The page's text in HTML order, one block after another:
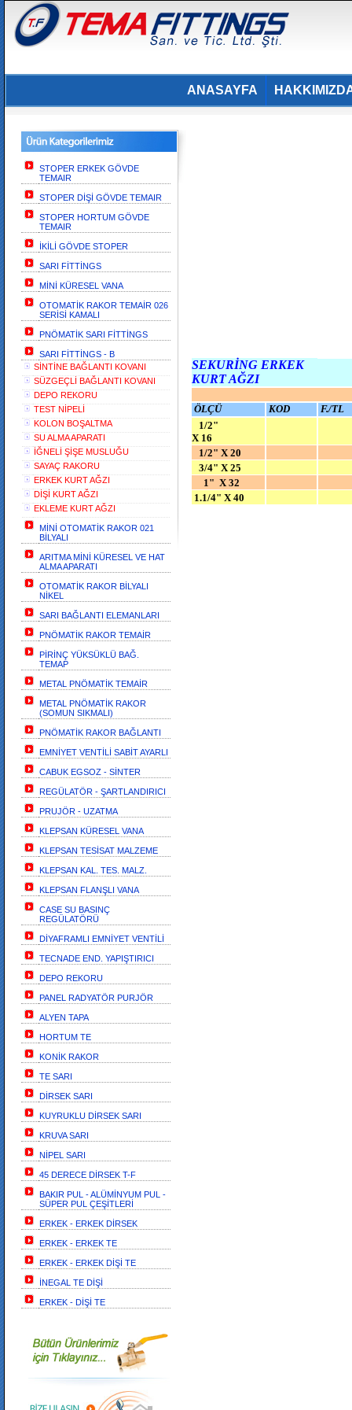
ANASAYFA
STOPER ERKEK GÖVDE
TEMAIR
STOPER DİŞİ GÖVDE TEMAIR
STOPER HORTUM GÖVDE
TEMAIR
İKİLİ GÖVDE STOPER
SARI FİTTİNGS
MİNİ KÜRESEL VANA
OTOMATİK RAKOR TEMAİR 026
SERİSİ KAMALI
PNÖMATİK SARI FİTTİNGS
SARI FİTTİNGS - B
SİNTİNE BAĞLANTI KOVANI
SÜZGEÇLİ BAĞLANTI KOVANI
DEPO REKORU
TEST NİPELİ
KOLON BOŞALTMA
SU ALMA APARATI
İĞNELİ ŞİŞE MUSLUĞU
SAYAÇ RAKORU
ERKEK KURT AĞZI
DİŞİ KURT AĞZI
EKLEME KURT AĞZI
MİNİ OTOMATİK RAKOR 021
BİLYALI
ARITMA MİNİ KÜRESEL VE HAT
ALMA APARATI
OTOMATİK RAKOR BİLYALI
NİKEL
SARI BAĞLANTI ELEMANLARI
PNÖMATİK RAKOR TEMAİR
PİRİNÇ YÜKSÜKLÜ BAĞ.
TEMAP
METAL PNÖMATİK TEMAİR
METAL PNÖMATİK RAKOR
(SOMUN SIKMALI)
PNÖMATİK RAKOR BAĞLANTI
EMNİYET VENTİLİ SABİT AYARLI
CABUK EGSOZ - SİNTER
REGÜLATÖR - ŞARTLANDIRICI
PRUJÖR - UZATMA
KLEPSAN KÜRESEL VANA
KLEPSAN TESİSAT MALZEME
KLEPSAN KAL. TES. MALZ.
KLEPSAN FLANŞLI VANA
CASE SU BASINÇ
REGÜLATÖRÜ
DİYAFRAMLI EMNİYET VENTİLİ
TECNADE END. YAPIŞTIRICI
DEPO REKORU
PANEL RADYATÖR PURJÖR
ALYEN TAPA
HORTUM TE
KONİK RAKOR
TE SARI
DİRSEK SARI
KUYRUKLU DİRSEK SARI
KRUVA SARI
NİPEL SARI
45 DERECE DİRSEK T-F
BAKIR PUL - ALÜMİNYUM PUL -
SÜPER PUL ÇEŞİTLERİ
ERKEK - ERKEK DİRSEK
ERKEK - ERKEK TE
ERKEK - ERKEK DİŞİ TE
İNEGAL TE DİŞİ
ERKEK - DİŞİ TE
SEKURİNG ERKEK
KURT AĞZI
ÖLÇÜ KOD
F./TL
1/2"
X 16
1/2" X 20
3/4" X 25
1" X 32
1.1/4" X 40